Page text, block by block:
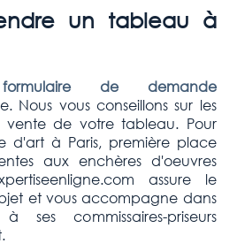
un tableau à
formulaire de demande
Nous vous conseillons sur les
vente de votre tableau. Pour
d'art à Paris, première place
aux enchères d'oeuvres
assure le
et vous accompagne dans
commissaires-priseurs